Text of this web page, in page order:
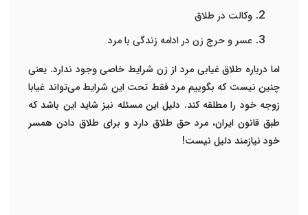
وکالت در طلاق
عسر و حرج زن در ادامه زندگی با مرد
اما درباره طلاق غیابی مرد از زنشرایط خاصی وجود ندارد. یعنی
چنین نیست که بگوییم مرد فقط تحت این شرایط می‌تواند غیابا
زوجه خود را مطلقه کند. دلیل این مسئله نیز شاید این باشد که
طبق قانون ایران، مرد حق طلاق دارد و برای طلاق دادن همسر
خود نیازمند دلیل نیست!